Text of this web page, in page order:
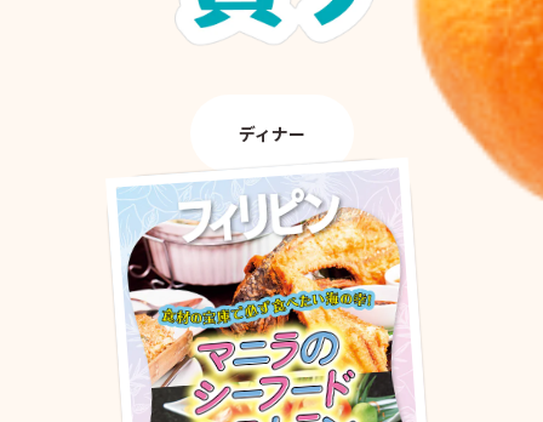
ディナー